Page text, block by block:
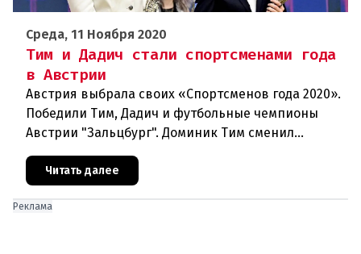
Среда, 11 Ноября 2020
Тим и Дадич стали спортсменами года
в Австрии
Австрия выбрала своих «Спортсменов года 2020».
Победили Тим, Дадич и футбольные чемпионы
Австрии "Зальцбург". Доминик Тим сменил
постоянного победителя Марселя Хиршера в
ранге Спортсмена года. На выбо
Читать далее
Реклама